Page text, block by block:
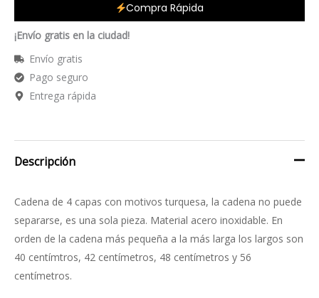
Compra Rápida
¡Envío gratis en la ciudad!
Envío gratis
Pago seguro
Entrega rápida
Descripción
Cadena de 4 capas con motivos turquesa, la cadena no puede
separarse, es una sola pieza. Material acero inoxidable. En
orden de la cadena más pequeña a la más larga los largos son
40 centímtros, 42 centímetros, 48 centímetros y 56
centímetros.